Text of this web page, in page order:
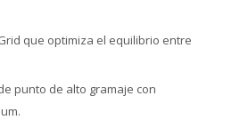
que optimiza el equilibrio entre
punto de alto gramaje con